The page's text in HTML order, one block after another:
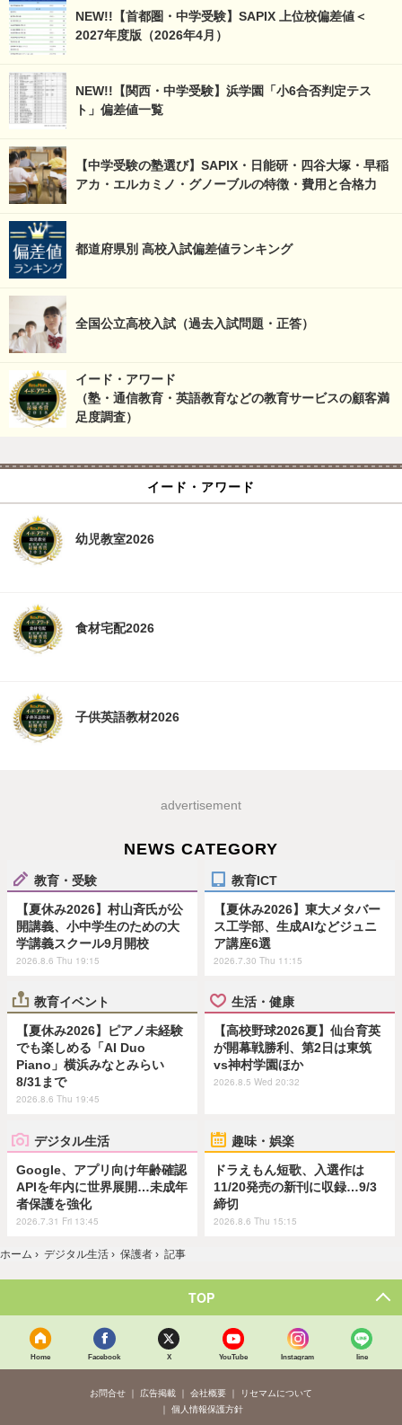
NEW!!【首都圏・中学受験】SAPIX 上位校偏差値＜
2027年度版（2026年4月）
NEW!!【関西・中学受験】浜学園「小6合否判定テス
ト」偏差値一覧
【中学受験の塾選び】SAPIX・日能研・四谷大塚・早稲
アカ・エルカミノ・グノーブルの特徴・費用と合格力
都道府県別 高校入試偏差値ランキング
全国公立高校入試（過去入試問題・正答）
イード・アワード
（塾・通信教育・英語教育などの教育サービスの顧客満
足度調査）
イード・アワード
幼児教室2026
食材宅配2026
子供英語教材2026
advertisement
NEWS CATEGORY
教育・受験
【夏休み2026】村山斉氏が公
開講義、小中学生のための大
学講義スクール9月開校
2026.8.6 Thu 19:15
教育ICT
【夏休み2026】東大メタバー
ス工学部、生成AIなどジュニ
ア講座6選
2026.7.30 Thu 11:15
教育イベント
【夏休み2026】ピアノ未経験
でも楽しめる「AI Duo
Piano」横浜みなとみらい
8/31まで
2026.8.6 Thu 19:45
生活・健康
【高校野球2026夏】仙台育英
が開幕戦勝利、第2日は東筑
vs神村学園ほか
2026.8.5 Wed 20:32
デジタル生活
Google、アプリ向け年齢確認
APIを年内に世界展開…未成年
者保護を強化
2026.7.31 Fri 13:45
趣味・娯楽
ドラえもん短歌、入選作は
11/20発売の新刊に収録…9/3
締切
2026.8.6 Thu 15:15
ホーム › デジタル生活 › 保護者 › 記事
TOP
Home Facebook X YouTube Instagram line
お問合せ 広告掲載 会社概要
リセマムについて
個人情報保護方針